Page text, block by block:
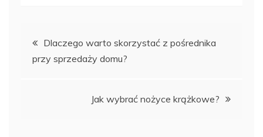
Nawigacja
wpisu
Dlaczego warto skorzystać z pośrednika
przy sprzedaży domu?
Jak wybrać nożyce krążkowe?